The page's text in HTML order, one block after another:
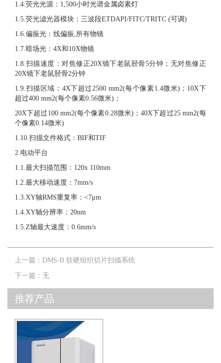
1.4.荧光光源：1,500小时光谱金属卤素灯
1.5.荧光滤光器模块：三波段ETDAPI/FITC/TRITC (可调)
1.6.偏振光：线偏振,所有物镜
1.7.暗场光：4X和10X物镜
1.8.扫描速度：对焦修正20X镜下老鼠胫骨5分钟；无对焦修正
20X镜下老鼠胫骨2分钟
1.9.扫描区域：4X下超过2500 mm2(每个像素1.4微米)；10X下
超过400 mm2(每个像素0.56微米)；
20X下超过100 mm2(每个像素0.28微米)；40X下超过25 mm2(每
个像素0.14微米)
1.10.扫描文件格式：BIF和TIF
2.电动平台
1.1.最大扫描范围：120x 110mm
1.2.最大移动速度：7mm/s
1.3.XY轴RMS重复率：<7μm
1.4.XY轴分辨率：20nm
1.5.Z轴最大速度：0.6mm/s
上一篇： DMS-B 软硬组织切片扫描系统
下一篇： 无
推荐产品